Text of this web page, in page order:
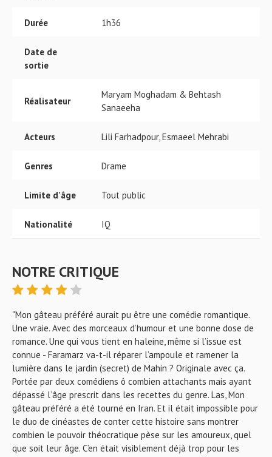
Durée 1h36
Date de
sortie
Réalisateur
Maryam Moghadam & Behtash
Sanaeeha
Acteurs Lili Farhadpour, Esmaeel Mehrabi
Genres Drame
Limite d'âge Tout public
Nationalité IQ
NOTRE CRITIQUE
"Mon gâteau préféré aurait pu être une comédie romantique.
Une vraie. Avec des morceaux d’humour et une bonne dose de
romance. Une qui vous tient en haleine, même si l’issue est
connue - Faramarz va-t-il réparer l’ampoule et ramener la
lumière dans le jardin (secret) de Mahin ? Originale avec ça.
Portée par deux comédiens ô combien attachants mais ayant
dépassé l’âge prescrit dans les recettes du genre. Las, Mon
gâteau préféré a été tourné en Iran. Et il était impossible pour
le duo de cinéastes de conter cette histoire sans montrer
combien le pouvoir théocratique pèse sur les amoureux, quel
que soit leur âge. C’en était visiblement déjà trop pour les